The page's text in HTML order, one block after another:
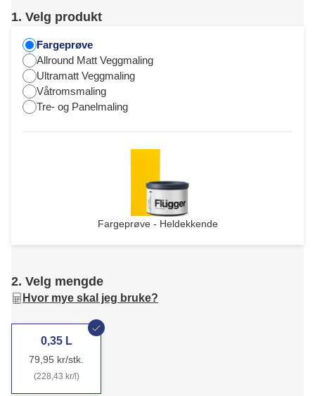
1. Velg produkt
Fargeprøve
Allround Matt Veggmaling
Ultramatt Veggmaling
Våtromsmaling
Tre- og Panelmaling
Fargeprøve - Heldekkende
2. Velg mengde
Hvor mye skal jeg bruke?
0,35 L
79,95 kr/stk.
(228,43 kr/l)